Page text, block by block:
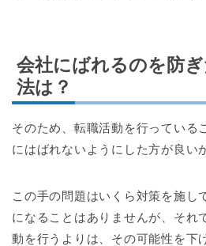
会社にばれるのを防
法は？
そのため、転職活動を行っている
にはばれないようにした方が良い
この手の問題はいくら対策を施し
になることはありませんが、それ
動を行うよりは、その可能性を下